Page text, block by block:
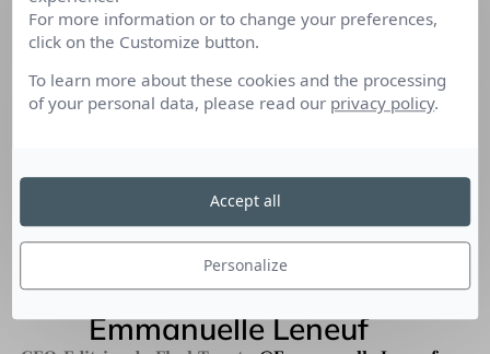
@Jérémie Clevy
Emmanuelle Leneuf
For more information or to change your preferences,
click on the Customize button.
To learn more about these cookies and the processing
of your personal data, please read our privacy policy.
Personalize
Accept all